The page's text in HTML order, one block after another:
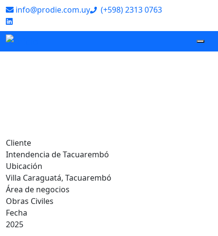
info@prodie.com.uy
(+598) 2313 0763
Cliente
Intendencia de Tacuarembó
Ubicación
Villa Caraguatá, Tacuarembó
Área de negocios
Obras Civiles
Fecha
2025